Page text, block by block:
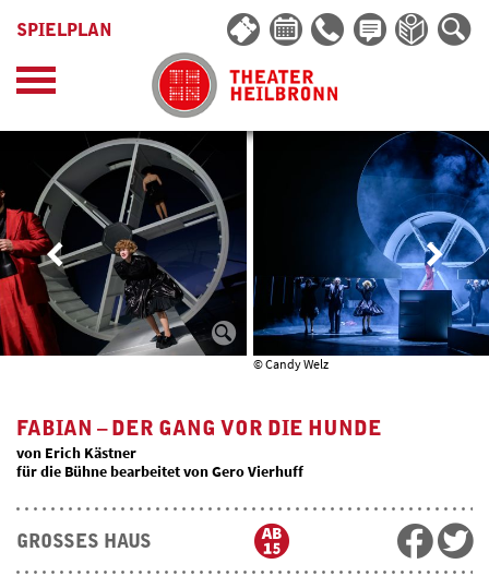
SPIELPLAN
© Candy Welz
FABIAN – DER GANG VOR DIE HUNDE
von Erich Kästner
für die Bühne bearbeitet von Gero Vierhuff
GROSSES HAUS